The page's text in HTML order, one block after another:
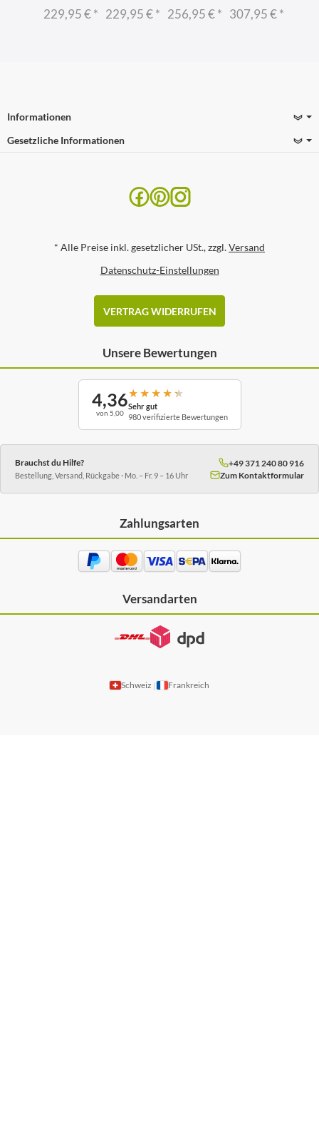
229,95 €* 229,95 €* 256,95 €* 307,95 €*
Informationen
Gesetzliche Informationen
* Alle Preise inkl. gesetzlicher USt., zzgl.Versand
Datenschutz-Einstellungen
VERTRAG WIDERRUFEN
Unsere Bewertungen
4,36
von 5,00
★ ★ ★ ★ ★
Sehr gut
980 verifizierte Bewertungen
Brauchst du Hilfe?
Bestellung, Versand, Rückgabe · Mo. – Fr. 9 – 16 Uhr
+49 371 240 80 916
Zum Kontaktformular
Zahlungsarten
Versandarten
Schweiz | Frankreich